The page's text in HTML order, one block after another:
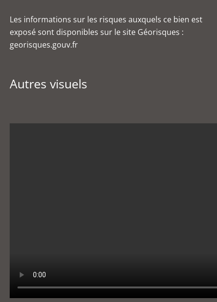
Les informations sur les risques auxquels ce bien est
exposé sont disponibles sur le site Géorisques :
georisques.gouv.fr
Autres visuels